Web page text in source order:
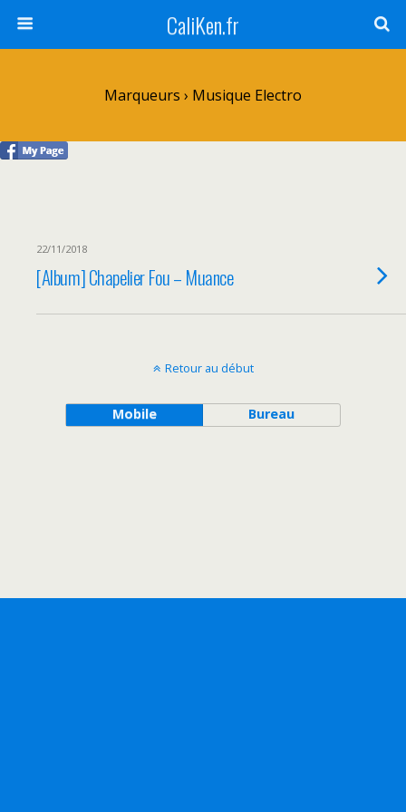
CaliKen.fr
Marqueurs › Musique Electro
22/11/2018
[Album] Chapelier Fou – Muance
Retour au début
Mobile Bureau